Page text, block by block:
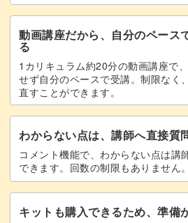
動画講座だから、自分のペース
る
1カリキュラム約20分の動画講座で
せず自分のペースで受講。制限なく
直すことができます。
わからない点は、講師へ直接質
コメント機能で、わからない点は講
できます。回数の制限もありません。
キットも購入できるため、準備